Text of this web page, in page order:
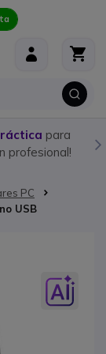
para
profesional!
PC
USB